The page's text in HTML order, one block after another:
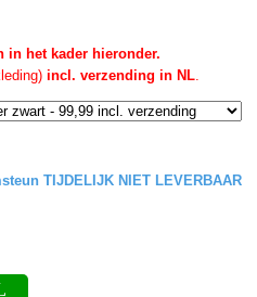
in het kader hieronder.
incl. verzending in NL.
TIJDELIJK NIET LEVERBAAR